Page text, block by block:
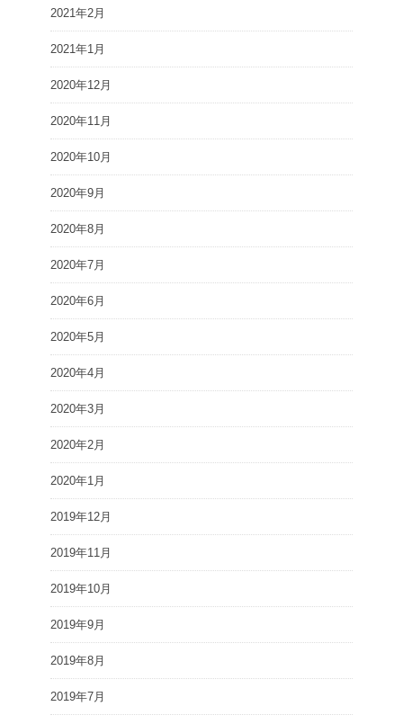
2021年2月
2021年1月
2020年12月
2020年11月
2020年10月
2020年9月
2020年8月
2020年7月
2020年6月
2020年5月
2020年4月
2020年3月
2020年2月
2020年1月
2019年12月
2019年11月
2019年10月
2019年9月
2019年8月
2019年7月